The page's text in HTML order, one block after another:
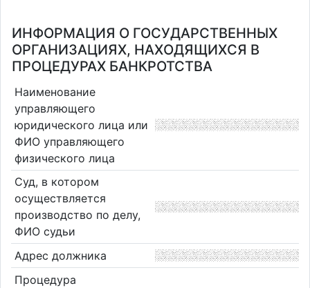
ИНФОРМАЦИЯ О ГОСУДАРСТВЕННЫХ
ОРГАНИЗАЦИЯХ, НАХОДЯЩИХСЯ В
ПРОЦЕДУРАХ БАНКРОТСТВА
Наименование
управляющего
юридического лица или
ФИО управляющего
физического лица
Суд, в котором
осуществляется
производство по делу,
ФИО судьи
Адрес должника
Процедура